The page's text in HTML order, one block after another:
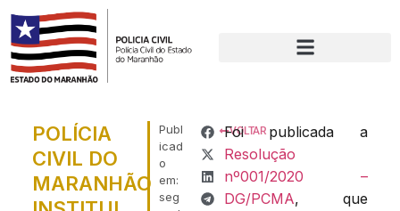
Publ
icad
o
em:
seg
POLÍCIA
CIVIL DO
MARANHÃO
VOLTAR
Foi publicada a
Resolução
nº001/2020 –
DG/PCMA, que